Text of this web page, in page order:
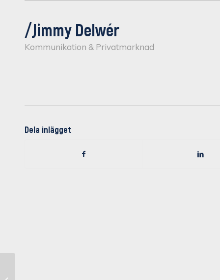
/Jimmy Delwér
Kommunikation & Privatmarknad
Dela inlägget